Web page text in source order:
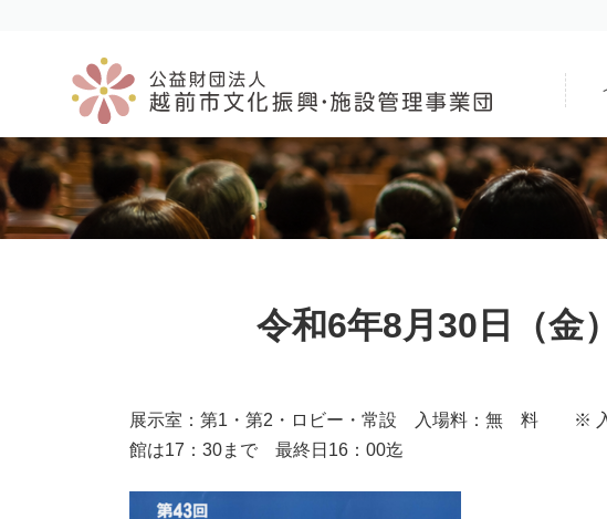
ス
キ
ッ
プ
ン
に
移
動
令和6年8月30日（
展示室：第1・第2・ロビー・常設 入場料：無 料 ※
館は17：30まで 最終日16：00迄